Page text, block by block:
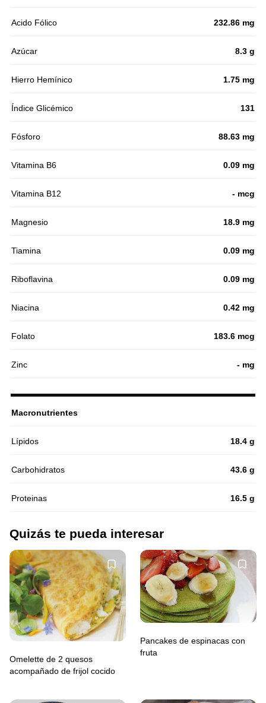
Acido Fólico 232.86 mg
Azúcar 8.3 g
Hierro Hemínico 1.75 mg
Índice Glicémico 131
Fósforo 88.63 mg
Vitamina B6 0.09 mg
Vitamina B12 - mcg
Magnesio 18.9 mg
Tiamina 0.09 mg
Riboflavina 0.09 mg
Niacina 0.42 mg
Folato 183.6 mcg
Zinc - mg
Macronutrientes
Lípidos 18.4 g
Carbohidratos 43.6 g
Proteinas 16.5 g
Quizás te pueda interesar
Omelette de 2 quesos
acompañado de frijol cocido
Pancakes de espinacas con
fruta